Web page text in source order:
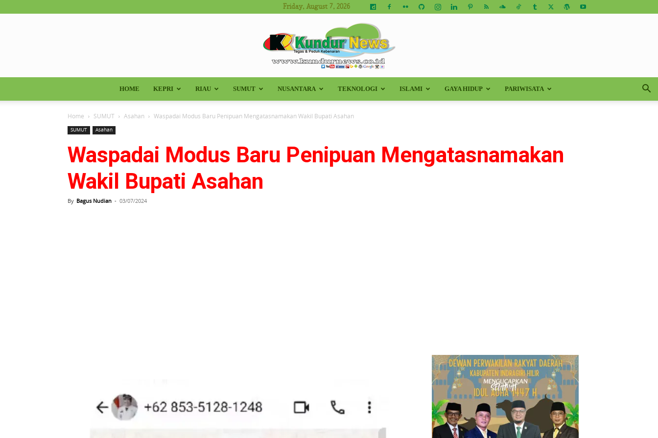
Friday, August 7, 2026
Kundur
News
HOME KEPRI RIAU SUMUT NUSANTARA TEKNOLOGI ISLAMI GAYA HIDUP PARIWISATA
Home SUMUT Asahan Waspadai Modus Baru Penipuan Mengatasnamakan Wakil Bupati Asahan
SUMUT Asahan
Waspadai Modus Baru Penipuan Mengatasnamakan
Wakil Bupati Asahan
By Bagus Nudian - 03/07/2024